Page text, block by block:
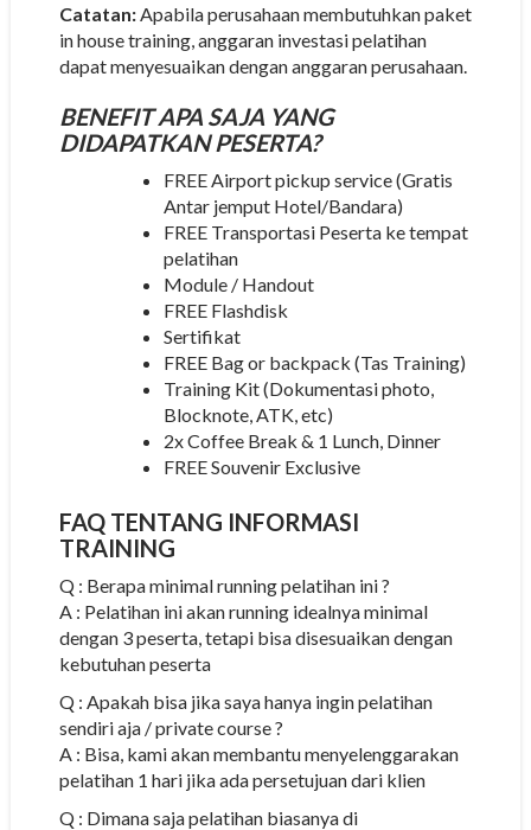
Catatan:Apabila perusahaan membutuhkan paket
in house training, anggaran investasi pelatihan
dapat menyesuaikan dengan anggaran perusahaan.
BENEFIT APA SAJA YANG
DIDAPATKAN PESERTA?
FREE Airport pickup service (Gratis
Antar jemput Hotel/Bandara)
FREE Transportasi Peserta ke tempat
pelatihan
Module / Handout
FREE Flashdisk
Sertifikat
FREE Bag or backpack (Tas Training)
Training Kit (Dokumentasi photo,
Blocknote, ATK, etc)
2x Coffee Break & 1 Lunch, Dinner
FREE Souvenir Exclusive
FAQ TENTANG INFORMASI
TRAINING
Q : Berapa minimal running pelatihan ini ?
A : Pelatihan ini akan running idealnya minimal
dengan 3 peserta, tetapi bisa disesuaikan dengan
kebutuhan peserta
Q : Apakah bisa jika saya hanya ingin pelatihan
sendiri aja / private course ?
A : Bisa, kami akan membantu menyelenggarakan
pelatihan 1 hari jika ada persetujuan dari klien
Q : Dimana saja pelatihan biasanya di